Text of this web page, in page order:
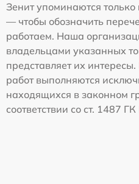
Зенит упоминаются
— чтобы обозначить
работаем. Наша
владельцами указанных
представляет их
работ выполняются
находящихся в законном
соответствии со ст. 1487